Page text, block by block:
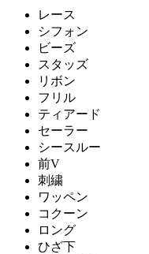
レース
シフォン
ビーズ
スタッズ
リボン
フリル
ティアード
セーラー
シースルー
前V
刺繍
ワッペン
コクーン
ロング
ひざ下